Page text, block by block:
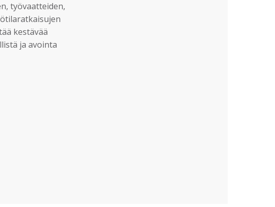
työvaatteiden,
kestävää
ja avointa